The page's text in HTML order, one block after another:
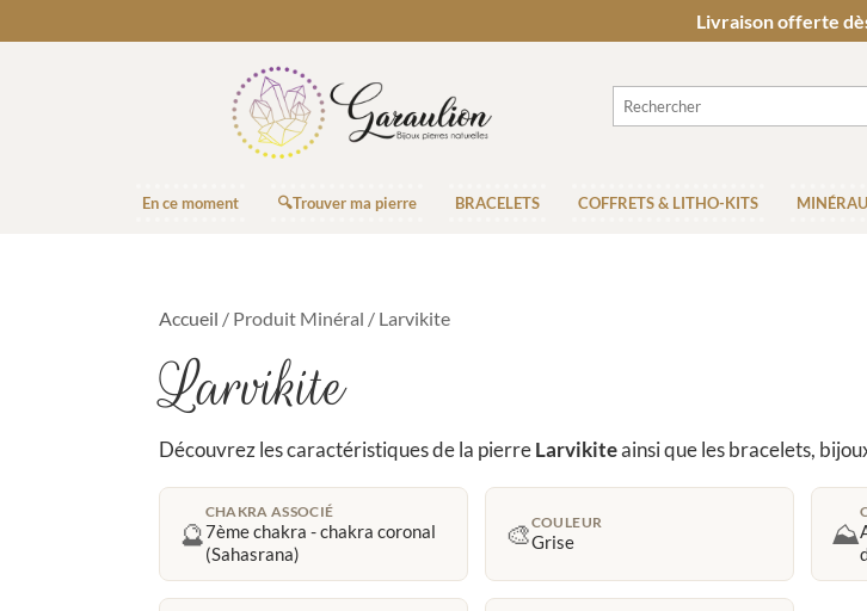
Livraison offerte
En ce moment 🔍Trouver ma pierre BRACELETS COFFRETS & LITHO-KITS
Accueil / Produit Minéral / Larvikite
Larvikite
Découvrez les caractéristiques de la pierreLarvikiteainsi que les bracelets,
🔮
CHAKRA ASSOCIÉ
7ème chakra - chakra coronal
(Sahasrana)
🎨COULEUR
Grise ⛰️